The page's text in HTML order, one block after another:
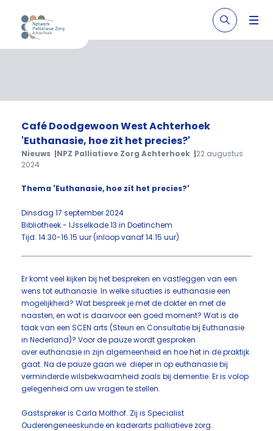
Café Doodgewoon West Achterhoek
'Euthanasie, hoe zit het precies?'
Nieuws NPZ Palliatieve Zorg Achterhoek
22 augustus
2024
Thema 'Euthanasie, hoe zit het precies?'
Dinsdag 17 september 2024
Bibliotheek - IJsselkade 13 in Doetinchem
Tijd: 14.30-16.15 uur (inloop vanaf 14.15 uur)
Er komt veel kijken bij het bespreken en vastleggen van een
wens tot euthanasie. In welke situaties is euthanasie een
mogelijkheid? Wat bespreek je met de dokter en met de
naasten, en wat is daarvoor een goed moment? Wat is de
taak van een SCEN arts (Steun en Consultatie bij Euthanasie
in Nederland)? Voor de pauze wordt gesproken
over euthanasie in zijn algemeenheid en hoe het in de praktijk
gaat. Na de pauze gaan we dieper in op euthanasie bij
verminderde wilsbekwaamheid zoals bij dementie. Er is volop
gelegenheid om uw vragen te stellen.
Gastspreker is Carla Molthof. Zij is Specialist
Ouderengeneeskunde en kaderarts palliatieve zorg.